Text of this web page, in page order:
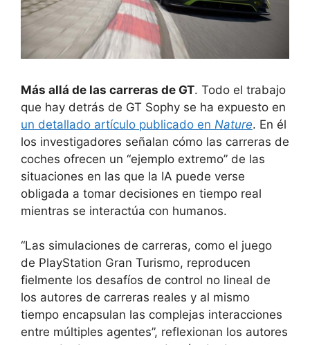
Más allá de las carreras de GT. Todo el trabajo
que hay detrás de GT Sophy se ha expuesto en
un detallado artículo publicado en Nature. En él
los investigadores señalan cómo las carreras de
coches ofrecen un “ejemplo extremo” de las
situaciones en las que la IA puede verse
obligada a tomar decisiones en tiempo real
mientras se interactúa con humanos.
“Las simulaciones de carreras, como el juego
de PlayStation Gran Turismo, reproducen
fielmente los desafíos de control no lineal de
los autores de carreras reales y al mismo
tiempo encapsulan las complejas interacciones
entre múltiples agentes”, reflexionan los autores